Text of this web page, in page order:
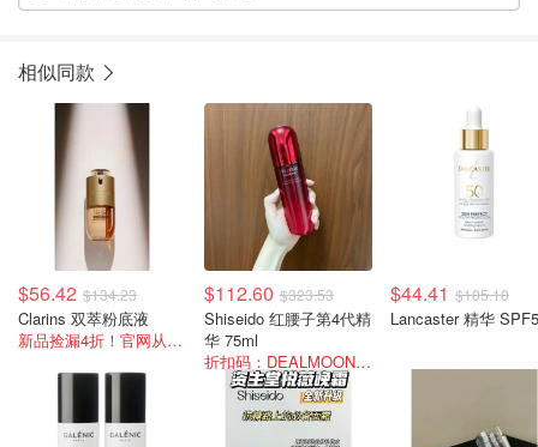
相似同款
$56.42 $134.23
Clarins 双萃粉底液
新品捡漏4折！官网从未降价过！
$112.60 $323.53
Shiseido 红腰子第4代精
华 75ml
折扣码：DEALMOON-AU5
$44.41 $105.10
Lancaster 精华